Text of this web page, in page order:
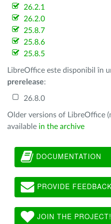
26.2.1
26.2.0
25.8.7
25.8.6
25.8.5
LibreOffice este disponibil în
prerelease:
26.8.0
Older versions of LibreOffice
available in the archive
DOCUMENTATION
PROVIDE FEEDBACK
JOIN THE PROJECT!